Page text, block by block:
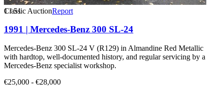
1/51
Classic AuctionReport
1991 | Mercedes-Benz 300 SL-24
Mercedes-Benz 300 SL-24 V (R129) in Almandine Red Metallic
with hardtop, well-documented history, and regular servicing by a
Mercedes-Benz specialist workshop.
€25,000 - €28,000